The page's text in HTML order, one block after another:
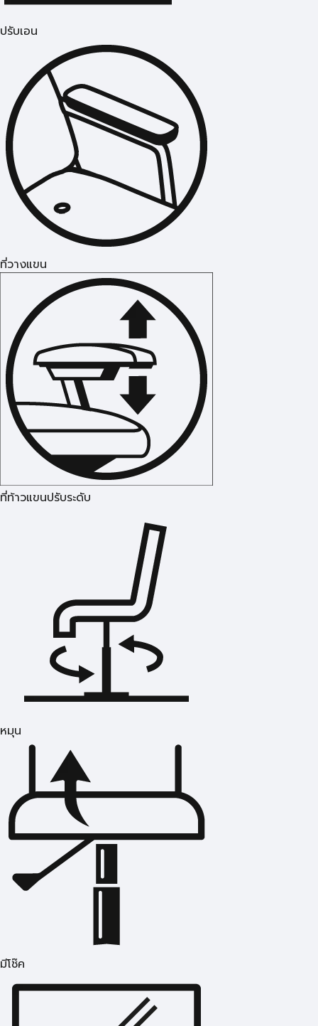
ปรับเอน
ที่วางแขน
ที่ท้าวแขนปรับระดับ
หมุน
มีโช๊ค